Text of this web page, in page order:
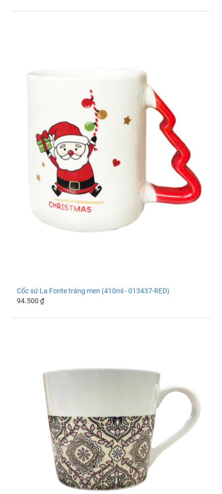
Cốc sứ La Fonte tráng men (410ml - 013437-RED)
94.500 ₫